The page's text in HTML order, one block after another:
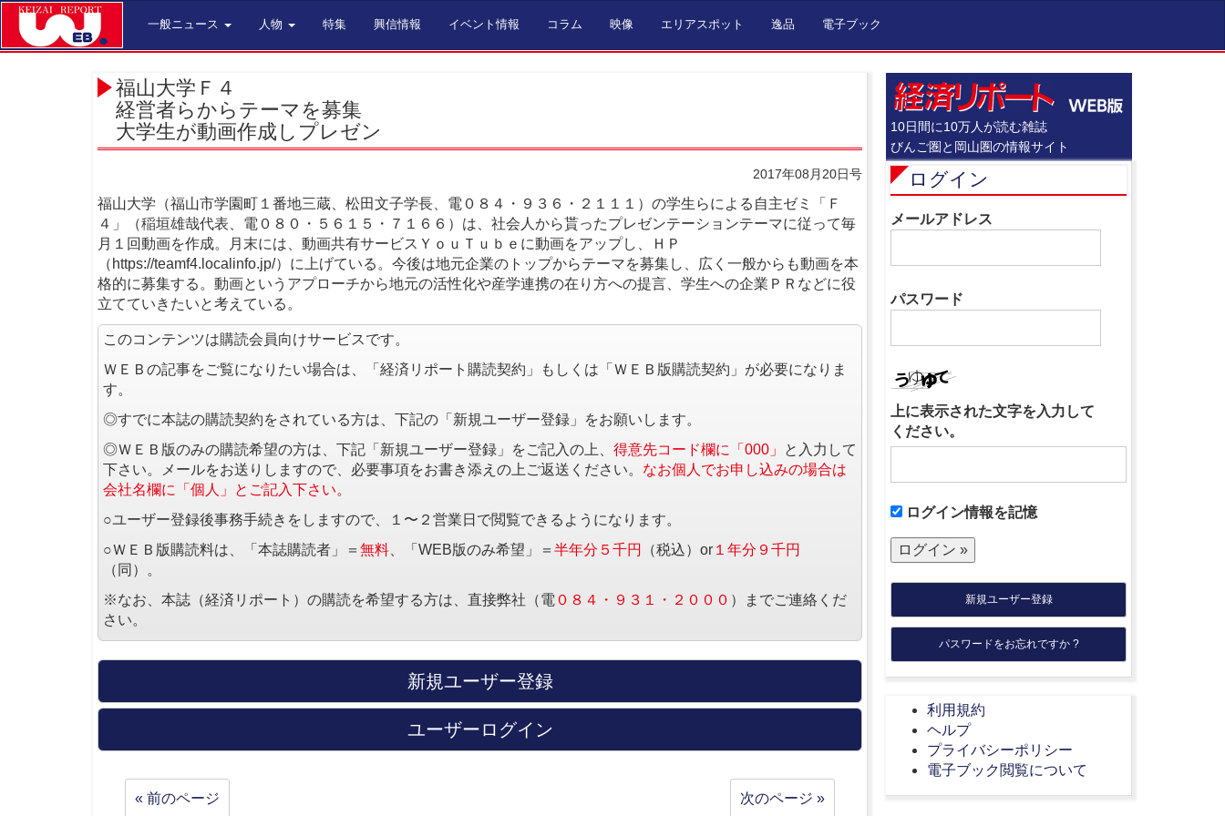
一般ニュース 人物 特集 興信情報 イベント情報 コラム 映像 エリアスポット 逸品 電子ブック
福山大学Ｆ４
経営者らからテーマを募集
大学生が動画作成しプレゼン
2017年08月20日号
福山大学（福山市学園町１番地三蔵、松田文子学長、電０８４・９３６・２１１１）の学生らによる自主ゼミ「Ｆ
４」（稲垣雄哉代表、電０８０・５６１５・７１６６）は、社会人から貰ったプレゼンテーションテーマに従って毎
月１回動画を作成。月末には、動画共有サービスＹｏｕＴｕｂｅに動画をアップし、ＨＰ
（https://teamf4.localinfo.jp/）に上げている。今後は地元企業のトップからテーマを募集し、広く一般からも動画を本
格的に募集する。動画というアプローチから地元の活性化や産学連携の在り方への提言、学生への企業ＰＲなどに役
立てていきたいと考えている。
このコンテンツは購読会員向けサービスです。
ＷＥＢの記事をご覧になりたい場合は、「経済リポート購読契約」もしくは「ＷＥＢ版購読契約」が必要になりま
す。
◎すでに本誌の購読契約をされている方は、下記の「新規ユーザー登録」をお願いします。
◎ＷＥＢ版のみの購読希望の方は、下記「新規ユーザー登録」をご記入の上、 得意先コード欄に「000」
と入力して
下さい。メールをお送りしますので、必要事項をお書き添えの上ご返送ください。 なお個人でお申し込みの場合は
会社名欄に「個人」とご記入下さい。
○ユーザー登録後事務手続きをしますので、１〜２営業日で閲覧できるようになります。
○ＷＥＢ版購読料は、「本誌購読者」＝ 無料 、「WEB版のみ希望」＝ 半年分５千円 （税込）or １年分９千円
（同）。
※なお、本誌（経済リポート）の購読を希望する方は、直接弊社（電 ０８４・９３１・２０００ ）までご連絡くだ
さい。
新規ユーザー登録
ユーザーログイン
« 前のページ 次のページ »
10日間に10万人が読む雑誌
びんご圏と岡山圏の情報サイト
ログイン
メールアドレス
パスワード
上に表示された文字を入力して
ください。
ログイン情報を記憶
新規ユーザー登録
パスワードをお忘れですか ?
利用規約
ヘルプ
プライバシーポリシー
電子ブック閲覧について